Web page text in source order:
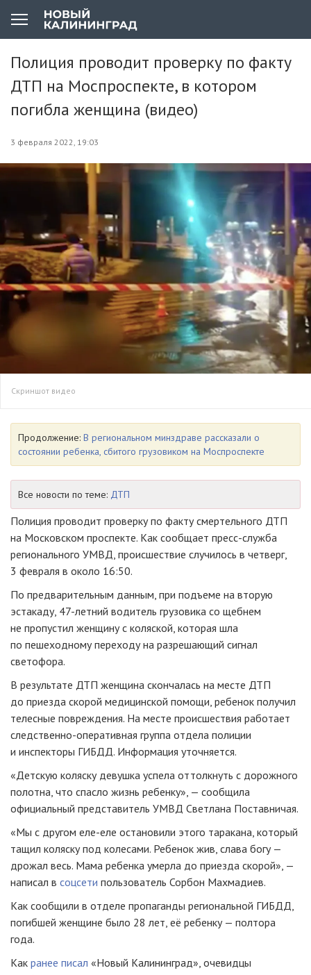
Полиция проводит проверку по факту
ДТП на Моспроспекте, в котором
погибла женщина (видео)
3 февраля 2022, 19:03
Скриншот видео
Продолжение: В региональном минздраве рассказали о
состоянии ребенка, сбитого грузовиком на Моспроспекте
Все новости по теме: ДТП
Полиция проводит проверку по факту смертельного ДТП
на Московском проспекте. Как сообщает пресс-служба
регионального УМВД, происшествие случилось в четверг,
3 февраля в около 16:50.
По предварительным данным, при подъеме на вторую
эстакаду, 47-летний водитель грузовика со щебнем
не пропустил женщину с коляской, которая шла
по пешеходному переходу на разрешающий сигнал
светофора.
В результате ДТП женщина скончалась на месте ДТП
до приезда скорой медицинской помощи, ребенок получил
телесные повреждения. На месте происшествия работает
следственно-оперативная группа отдела полиции
и инспекторы ГИБДД. Информация уточняется.
«Детскую коляску девушка успела оттолкнуть с дорожного
полотна, что спасло жизнь ребенку», — сообщила
официальный представитель УМВД Светлана Поставничая.
«Мы с другом еле-еле остановили этого таракана, который
тащил коляску под колесами. Ребенок жив, слава богу —
дрожал весь. Мама ребенка умерла до приезда скорой», —
написал в соцсети пользователь Сорбон Махмадиев.
Как сообщили в отделе пропаганды региональной ГИБДД,
погибшей женщине было 28 лет, её ребенку — полтора
года.
Как ранее писал «Новый Калининград», очевидцы